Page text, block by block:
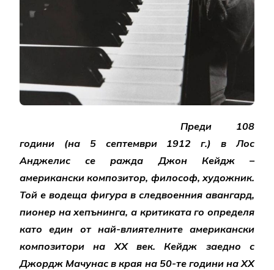
Преди 108
години (на 5 септември 1912 г.) в Лос
Анджелис се ражда Джон Кейдж –
американски композитор, философ, художник.
Той е водеща фигура в следвоенния авангард,
пионер на хепънинга, а критиката го определя
като един от най-влиятелните американски
композитори на ХХ век. Кейдж заедно с
Джордж Мачунас в края на 50-те години на ХХ